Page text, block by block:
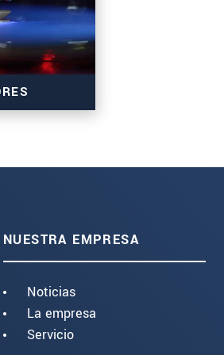
NUESTRA EMPRESA
Noticias
La empresa
Servicio